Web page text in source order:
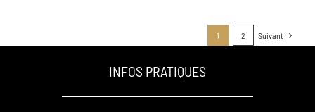
1 2 Suivant
INFOS PRATIQUES